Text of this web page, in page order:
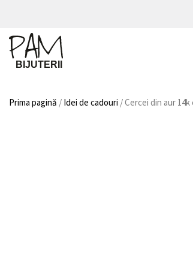
Prima pagină / Idei de cadouri / Cercei din aur